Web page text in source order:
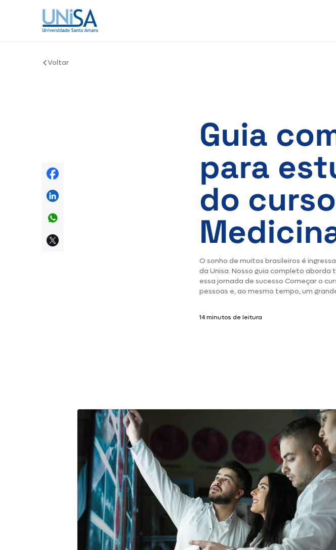
Voltar
Guia
para
do
O sonho de muitos brasileiros é
da Unisa. Nosso guia completo aborda
essa jornada de sucesso Começar o
pessoas e, ao mesmo tempo, um
14 minutos de leitura